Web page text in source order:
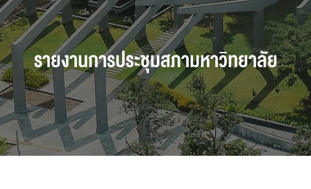
รายงานการประชุมสภามหาวิทยาลัย